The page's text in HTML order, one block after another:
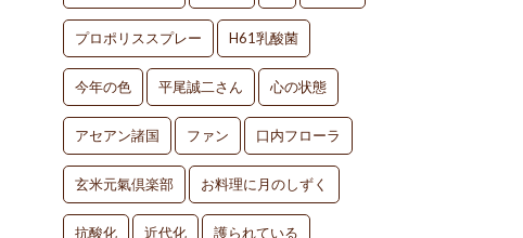
プロポリススプレー H61乳酸菌
今年の色 平尾誠二さん 心の状態
アセアン諸国 ファン 口内フローラ
玄米元氣倶楽部 お料理に月のしずく
抗酸化 近代化 護られている